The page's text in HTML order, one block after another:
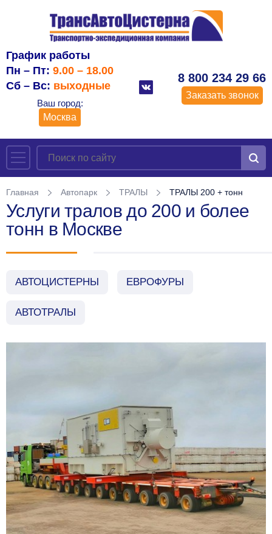
График работы
Пн – Пт: 9.00 – 18.00
Сб – Вс: выходные
Ваш город:
Москва
8 800 234 29 66
Заказать звонок
Главная Автопарк ТРАЛЫ ТРАЛЫ 200 + тонн
Услуги тралов до 200 и более
тонн в Москве
АВТОЦИСТЕРНЫ ЕВРОФУРЫ
АВТОТРАЛЫ